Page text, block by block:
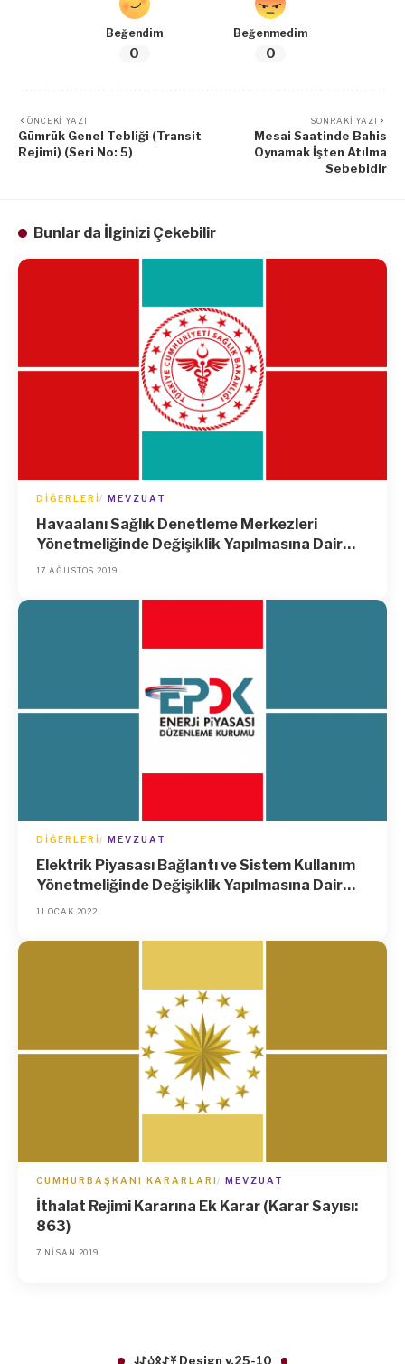
Beğendim
0
Beğenmedim
0
ÖNCEKI YAZI
Gümrük Genel Tebliği (Transit
Rejimi) (Seri No: 5)
SONRAKI YAZI
Mesai Saatinde Bahis
Oynamak İşten Atılma
Sebebidir
Bunlar da İlginizi Çekebilir
DIĞERLERI MEVZUAT
Havaalanı Sağlık Denetleme Merkezleri
Yönetmeliğinde Değişiklik Yapılmasına Dair
Yönetmelik
17 AĞUSTOS 2019
DIĞERLERI MEVZUAT
Elektrik Piyasası Bağlantı ve Sistem Kullanım
Yönetmeliğinde Değişiklik Yapılmasına Dair
Yönetmelik
11 OCAK 2022
CUMHURBAŞKANI KARARLARI MEVZUAT
İthalat Rejimi Kararına Ek Karar (Karar Sayısı:
863)
7 NISAN 2019
𐱁𐰀𐰋𐰉𐰀𐰞 Design v.25-10